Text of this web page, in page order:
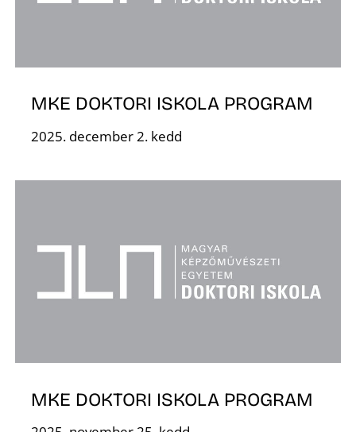
MKE DOKTORI ISKOLA PROGRAM
2025. december 2. kedd
MKE DOKTORI ISKOLA PROGRAM